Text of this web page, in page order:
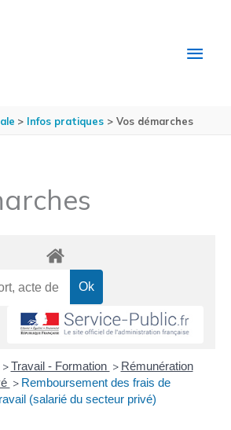
Infos pratiques Vos démarches
> Travail - Formation > Rémunération
> Remboursement des frais de
(salarié du secteur privé)